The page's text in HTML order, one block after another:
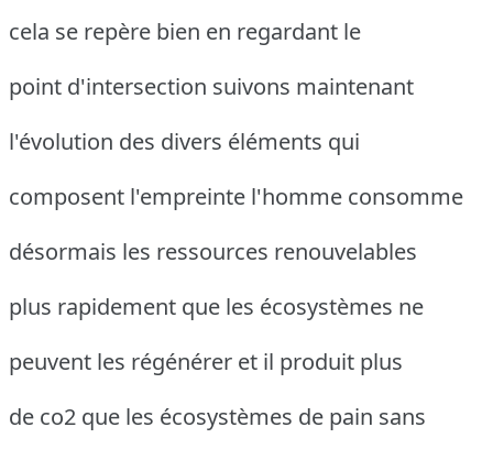
cela se repère bien en regardant le
point d'intersection suivons maintenant
l'évolution des divers éléments qui
composent l'empreinte l'homme consomme
désormais les ressources renouvelables
plus rapidement que les écosystèmes ne
peuvent les régénérer et il produit plus
de co2 que les écosystèmes de pain sans